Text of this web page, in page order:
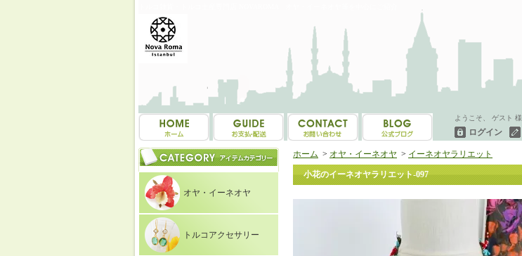
ようこそ、 ゲスト 様
ログイン
オヤ・イーネオヤ
トルコアクセサリー
ホーム > オヤ・イーネオヤ > イーネオヤラリエット
小花のイーネオヤラリエット-097